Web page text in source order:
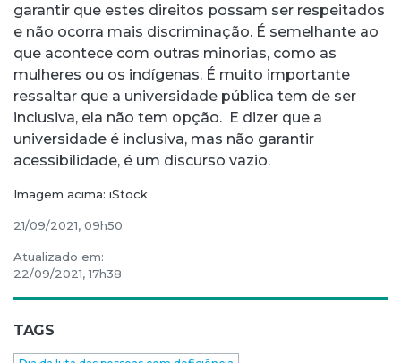
garantir que estes direitos possam ser respeitados
e não ocorra mais discriminação. É semelhante ao
que acontece com outras minorias, como as
mulheres ou os indígenas. É muito importante
ressaltar que a universidade pública tem de ser
inclusiva, ela não tem opção. E dizer que a
universidade é inclusiva, mas não garantir
acessibilidade, é um discurso vazio.
Imagem acima: iStock
21/09/2021, 09h50
Atualizado em:
22/09/2021, 17h38
TAGS